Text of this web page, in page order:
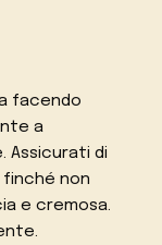
facendo
a
Assicurati di
non
e cremosa.